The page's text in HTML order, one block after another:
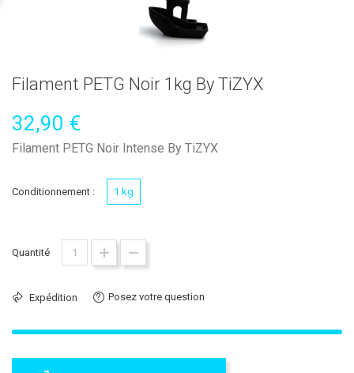
Filament PETG Noir 1kg By TiZYX
32,90 €
Filament PETG Noir Intense By TiZYX
Conditionnement : 1 kg
Quantité
Expédition Posez votre question